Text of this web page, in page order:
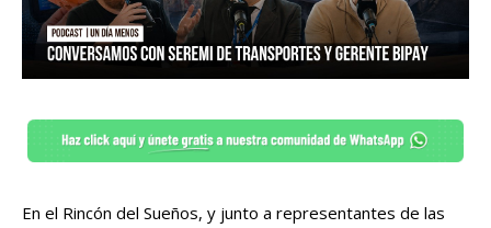
En el Rincón del Sueños, y junto a representantes de las